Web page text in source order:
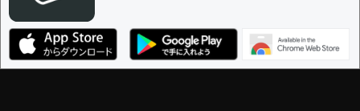
編集ガイドライン